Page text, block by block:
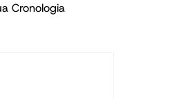
Cronologia